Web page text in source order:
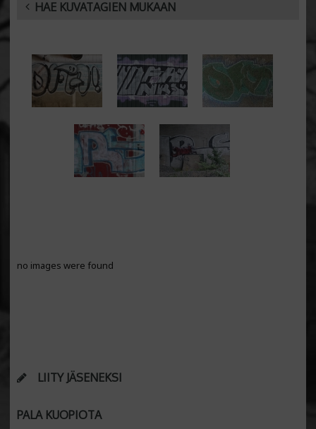
HAE KUVATAGIEN MUKAAN
no images were found
LIITY JÄSENEKSI
PALA KUOPIOTA